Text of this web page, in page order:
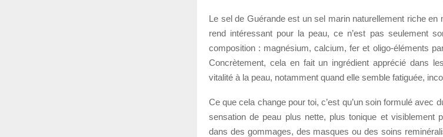
Le sel de Guérande est un sel marin naturellement riche
rend intéressant pour la peau, ce n’est pas seulement
composition : magnésium, calcium, fer et oligo-éléments
Concrètement, cela en fait un ingrédient apprécié dans
vitalité à la peau, notamment quand elle semble fatiguée,
Ce que cela change pour toi, c’est qu’un soin formulé avec
sensation de peau plus nette, plus tonique et visiblement
dans des gommages, des masques ou des soins